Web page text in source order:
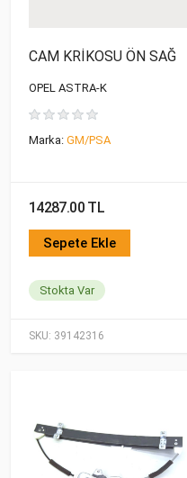
SKU: 39142316
CAM KRİKOSU ÖN SAĞ
OPEL ASTRA-K
Marka: GM/PSA
14287.00 TL
Sepete Ekle
Stokta Var